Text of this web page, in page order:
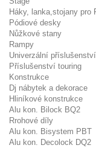
Háky, lanka,stojany pro
Pódiové desky
Nůžkové stany
Rampy
Univerzální příslušenství
Příslušenství touring
Konstrukce
Dj nábytek a dekorace
Hliníkové konstrukce
Alu kon. Bilock BQ2
Rrohové díly
Alu kon. Bisystem PBT
Alu kon. Decolock DQ2